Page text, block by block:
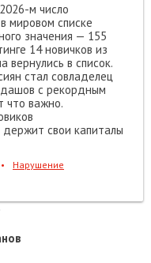
м число
мировом списке
значения — 155
14 новичков из
вернулись в список.
стал совладелец
с рекордным
что важно.
держит свои капиталы
• Нарушение